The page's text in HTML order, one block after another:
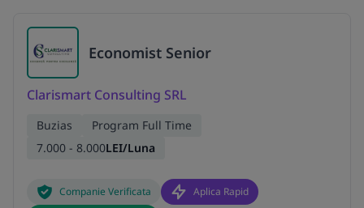
Economist Senior
Clarismart Consulting SRL
Buzias
Program Full Time
7.000 - 8.000LEI/Luna
Companie Verificata
Aplica Rapid